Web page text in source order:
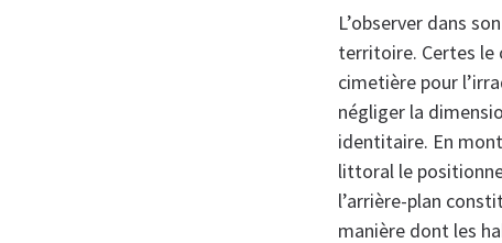
L’observer dans
territoire. Certes le
cimetière pour
négliger la
identitaire. En
littoral le
l’arrière-plan
manière dont les